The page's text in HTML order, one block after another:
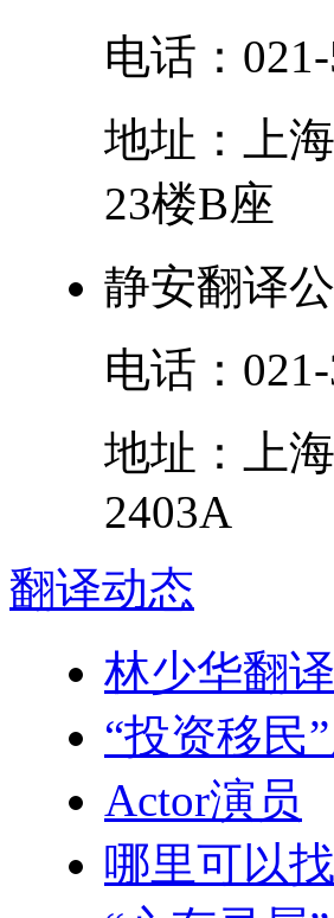
电话：
地址：
上
23楼B座
静安翻译
电话：
地址：
上
2403A
翻译动态
林少华翻
“投资移民
Actor演员
哪里可以